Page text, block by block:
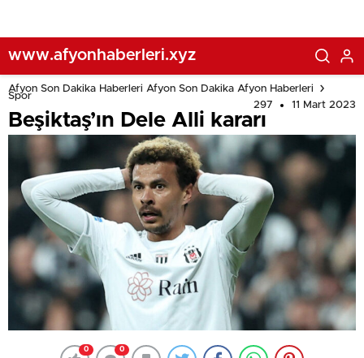
www.afyonhaberleri.xyz
Afyon Son Dakika Haberleri Afyon Son Dakika Afyon Haberleri
Spor
297
11 Mart 2023
Beşiktaş’ın Dele Alli kararı
0 0